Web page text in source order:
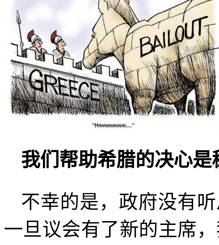
我们帮助希腊的决心是
不幸的是，政府没有
一旦议会有了新的主席